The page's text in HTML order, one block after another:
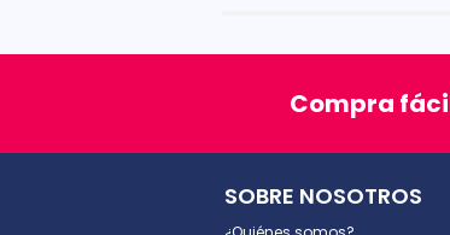
★★★★
Tu nombre
Compra
SOBRE NOSOTROS